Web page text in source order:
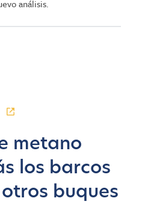
análisis.
metano
los barcos
buques